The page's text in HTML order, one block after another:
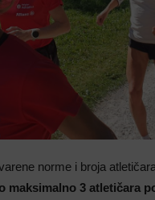
norme i broja
maksimalno 3 atletičara